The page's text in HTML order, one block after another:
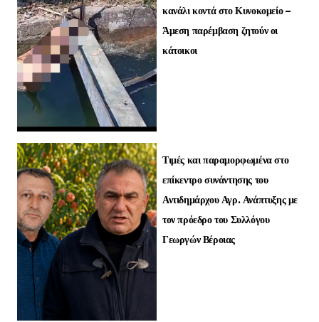
κανάλι κοντά στο Κυνοκομείο –
Άμεση παρέμβαση ζητούν οι
κάτοικοι
Τιμές και παραμορφωμένα στο
επίκεντρο συνάντησης του
Αντιδημάρχου Αγρ. Ανάπτυξης με
τον πρόεδρο του Συλλόγου
Γεωργών Βέροιας